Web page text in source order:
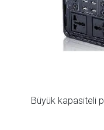
Büyük kapasiteli